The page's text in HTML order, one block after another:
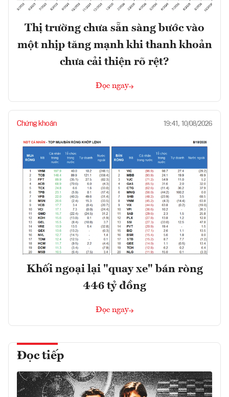
Thị trường chưa sẵn sàng bước vào
một nhịp tăng mạnh khi thanh khoản
chưa cải thiện rõ rệt?
Đọc ngay
Chứng khoán 19:41, 10/08/2026
Khối ngoại lại "quay xe" bán ròng
446 tỷ đồng
Đọc ngay
Đọc tiếp